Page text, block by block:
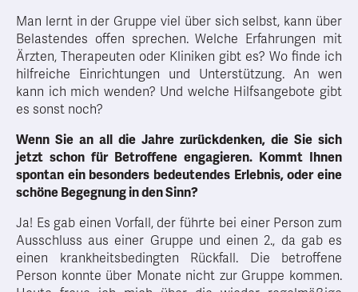
Man lernt in der Gruppe viel über sich selbst, kann über
Belastendes offen sprechen. Welche Erfahrungen mit
Ärzten, Therapeuten oder Kliniken gibt es? Wo finde ich
hilfreiche Einrichtungen und Unterstützung. An wen
kann ich mich wenden? Und welche Hilfsangebote gibt
es sonst noch?
Wenn Sie an all die Jahre zurückdenken, die Sie sich
jetzt schon für Betroffene engagieren. Kommt Ihnen
spontan ein besonders bedeutendes Erlebnis, oder eine
schöne Begegnung in den Sinn?
Ja! Es gab einen Vorfall, der führte bei einer Person zum
Ausschluss aus einer Gruppe und einen 2., da gab es
einen krankheitsbedingten Rückfall. Die betroffene
Person konnte über Monate nicht zur Gruppe kommen.